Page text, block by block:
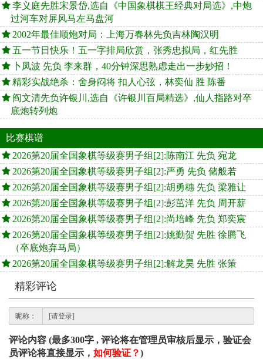
李义庭先胜宋景岱,选自《中国象棋棋王经典对局选》,中炮
过河车对屏风马左马盘河
2002年最佳顺炮对局：上海万春林先负吉林陶汉明
五一节日快乐！五一字排局欣赏，张秀忠拟局，红先胜
卜凤波 先负 李来群，40分钟深思熟虑走出一步妙招！
精彩实战绝杀：舍身闷将 扣人心弦，林奕仙 胜 陈番
阎文清先负许银川,选自《许银川百局精选》,仙人指路对卒
底炮转列炮
比赛棋谱
2026第20届全国象棋等级赛男子组[2]:陈南江 先负 宛龙
2026第20届全国象棋等级赛男子组[2]:严勇 先负 储般若
2026第20届全国象棋等级赛男子组[2]:胡勇穗 先负 梁雅让
2026第20届全国象棋等级赛男子组[2]:彭茁洋 先负 周开薪
2026第20届全国象棋等级赛男子组[2]:尚培峰 先负 郑奕宸
2026第20届全国象棋等级赛男子组[2]:姚勤贺 先胜 徐腾飞
（卒底炮弃马局）
2026第20届全国象棋等级赛男子组[2]:解龙昊 先胜 张策
精彩评论
昵称：
评论内容 (最多300字 , 评论将在管理员审核后显示，验证会
员评论将直接显示， 如何验证？)